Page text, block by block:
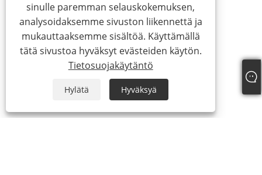
sinulle paremman selauskokemuksen,
analysoidaksemme sivuston liikennettä ja
mukauttaaksemme sisältöä. Käyttämällä
tätä sivustoa hyväksyt evästeiden käytön.
Tietosuojakäytäntö
Hylätä Hyväksyä